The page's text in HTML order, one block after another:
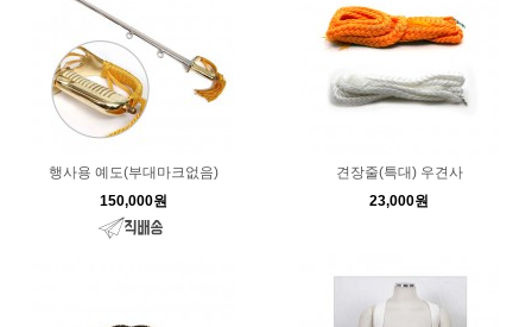
행사용 예도(부대마크없음)
150,000원
견장줄(특대) 우견사
23,000원